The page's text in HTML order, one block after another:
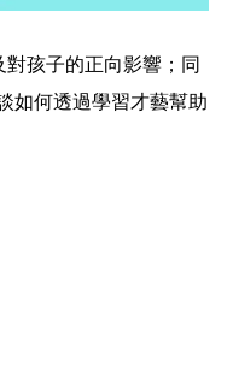
孩子的正向影響；同
如何透過學習才藝幫助